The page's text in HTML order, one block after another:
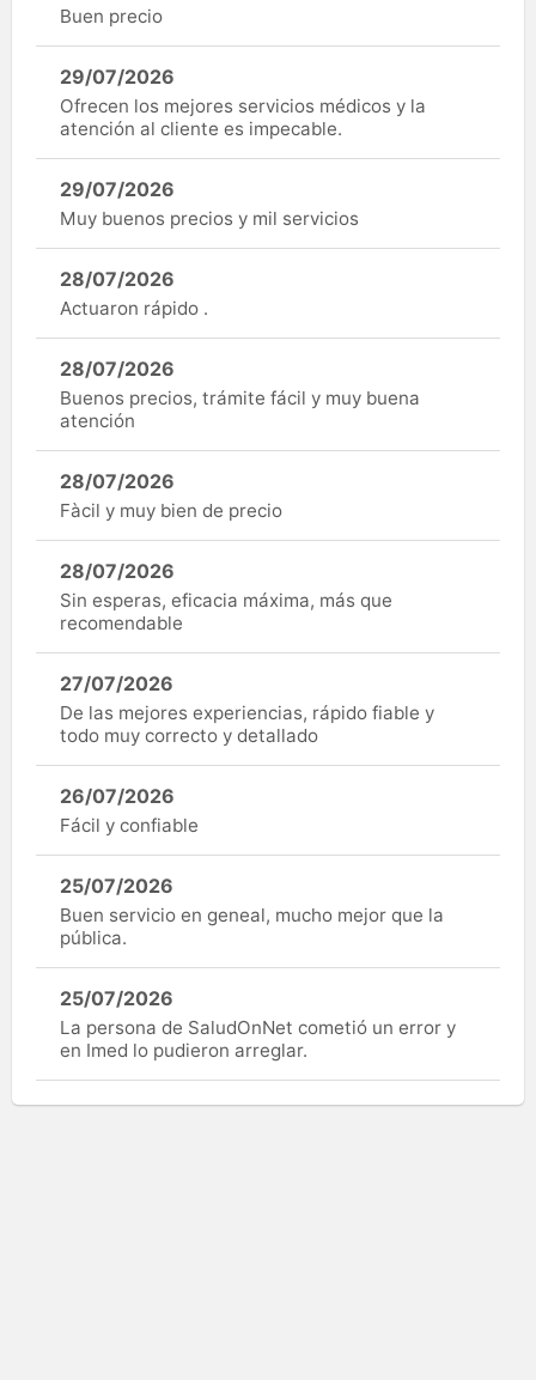
Buen precio
29/07/2026
Ofrecen los mejores servicios médicos y la
atención al cliente es impecable.
29/07/2026
Muy buenos precios y mil servicios
28/07/2026
Actuaron rápido .
28/07/2026
Buenos precios, trámite fácil y muy buena
atención
28/07/2026
Fàcil y muy bien de precio
28/07/2026
Sin esperas, eficacia máxima, más que
recomendable
27/07/2026
De las mejores experiencias, rápido fiable y
todo muy correcto y detallado
26/07/2026
Fácil y confiable
25/07/2026
Buen servicio en geneal, mucho mejor que la
pública.
25/07/2026
La persona de SaludOnNet cometió un error y
en Imed lo pudieron arreglar.